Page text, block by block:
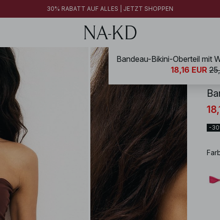
30% RABATT AUF ALLES | JETZT SHOPPEN
NA-
-
18,16 EUR